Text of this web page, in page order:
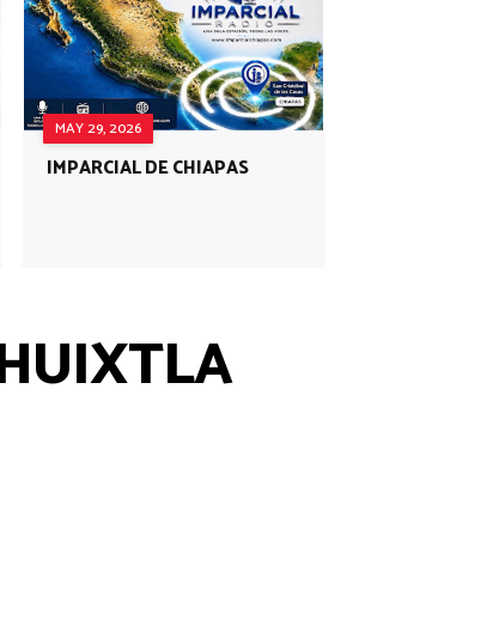
MAY 29, 2026
IMPARCIAL DE CHIAPAS